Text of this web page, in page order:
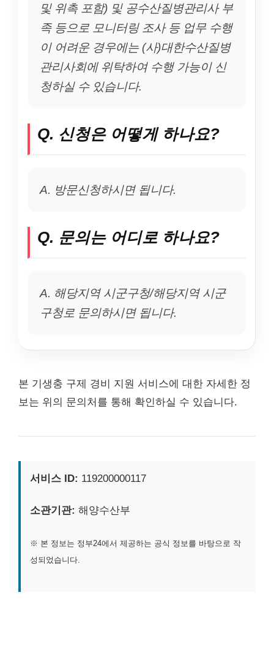
및 위촉 포함) 및 공수산질병관리사 부
족 등으로 모니터링 조사 등 업무 수행
이 어려운 경우에는 (사)대한수산질병
관리사회에 위탁하여 수행 가능이 신
청하실 수 있습니다.
Q. 신청은 어떻게 하나요?
A. 방문신청하시면 됩니다.
Q. 문의는 어디로 하나요?
A. 해당지역 시군구청/해당지역 시군
구청로 문의하시면 됩니다.
본 기생충 구제 경비 지원 서비스에 대한 자세한 정
보는 위의 문의처를 통해 확인하실 수 있습니다.
서비스 ID: 119200000117
소관기관: 해양수산부
※ 본 정보는 정부24에서 제공하는 공식 정보를 바탕으로 작
성되었습니다.